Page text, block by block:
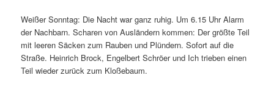
Weißer Sonntag: Die Nacht war ganz ruhig. Um 6.15 Uhr Alarm
der Nachbarn. Scharen von Ausländern kommen: Der größte Teil
mit leeren Säcken zum Rauben und Plündern. Sofort auf die
Straße. Heinr­ich Brock, Engelbert Schröer und Ich trie­ben einen
Teil wieder zurück zum Kloße­baum.